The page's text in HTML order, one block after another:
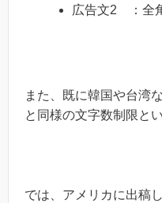
広告文2 ：全
また、既に韓国や台湾
と同様の文字数制限と
では、アメリカに出稿